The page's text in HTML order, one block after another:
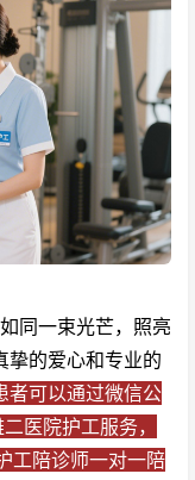
一束光芒，照亮
挚的爱心和专业的
者可以通过微信公
医院护工服务，
工陪诊师一对一陪